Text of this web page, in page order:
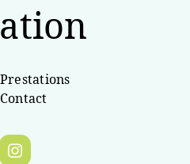
Prestations
Contact